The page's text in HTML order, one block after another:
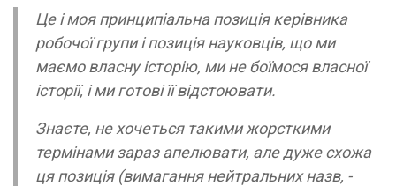
Це і моя принципіальна позиція керівника
робочої групи і позиція науковців, що ми
маємо власну історію, ми не боїмося власної
історії, і ми готові її відстоювати.
Знаєте, не хочеться такими жорсткими
термінами зараз апелювати, але дуже схожа
ця позиція (вимагання нейтральних назв, -